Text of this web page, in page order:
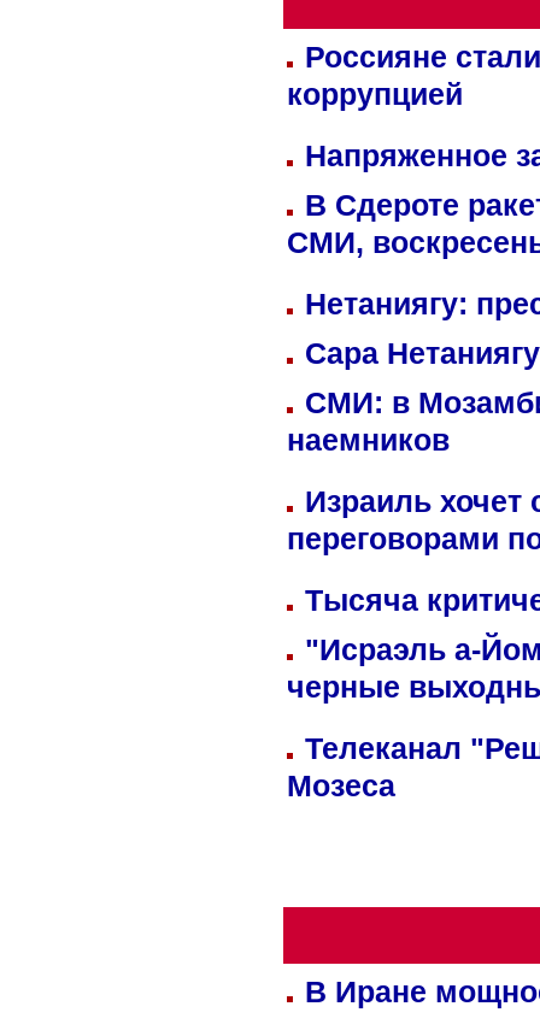
Россияне
коррупцией
Напряженное
В Сдероте
СМИ,
Нетаниягу:
Сара
СМИ: в
наемников
Израиль хочет
переговорами
Тысяча
"Исраэль а-
черные
Телеканал
Мозеса
В Иране